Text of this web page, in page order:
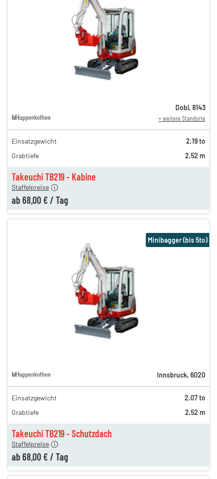
Takeuchi TB219 - Kabine
140,00 €
90,00 €
Staffelpreise
ab 68,00 € / Tag
Dobl, 8143
+ weitere Standorte
Einsatzgewicht
2,19 to
Grabtiefe
2,52 m
Takeuchi TB219 - Schutzdach
140,00 €
90,00 €
Staffelpreise
ab 68,00 € / Tag
Minibagger (bis 5to)
Innsbruck, 6020
Einsatzgewicht
2,07 to
Grabtiefe
2,52 m